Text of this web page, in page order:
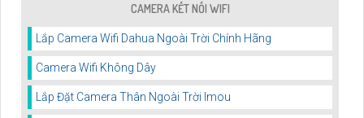
CAMERA KẾT NỐI WIFI
Lắp Camera Wifi Dahua Ngoài Trời Chính Hãng
Camera Wifi Không Dây
Lắp Đặt Camera Thân Ngoài Trời Imou